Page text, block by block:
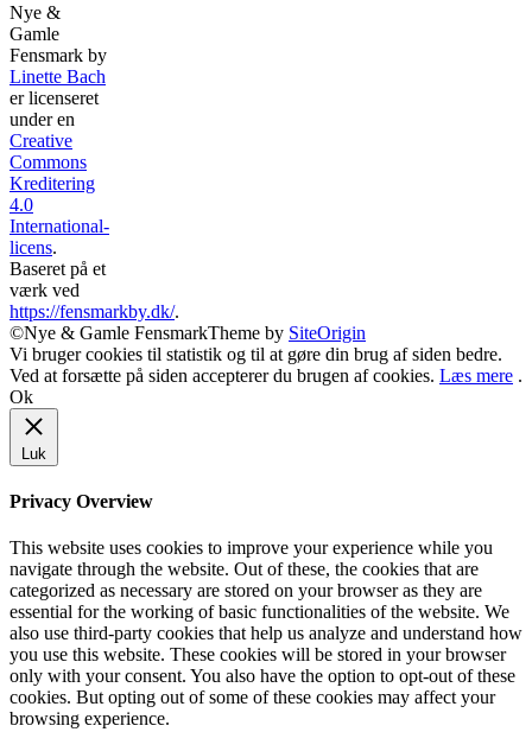
Nye &
Gamle
Fensmark by
Linette Bach
er licenseret
under en
Creative
Commons
Kreditering
4.0
International-
licens.
Baseret på et
værk ved
https://fensmarkby.dk/.
©Nye & Gamle FensmarkTheme by SiteOrigin
Vi bruger cookies til statistik og til at gøre din brug af siden bedre.
Ved at forsætte på siden accepterer du brugen af cookies. Læs mere .
Ok
Luk
Privacy Overview
This website uses cookies to improve your experience while you
navigate through the website. Out of these, the cookies that are
categorized as necessary are stored on your browser as they are
essential for the working of basic functionalities of the website. We
also use third-party cookies that help us analyze and understand how
you use this website. These cookies will be stored in your browser
only with your consent. You also have the option to opt-out of these
cookies. But opting out of some of these cookies may affect your
browsing experience.